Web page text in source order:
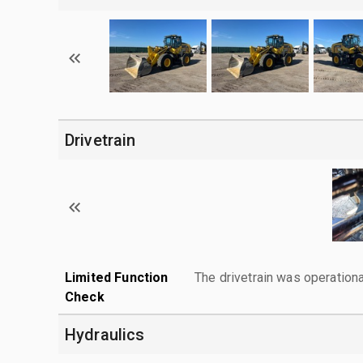
Drivetrain
Limited Function
Check
The drivetrain was
Hydraulics